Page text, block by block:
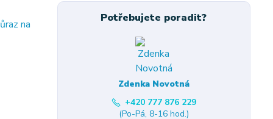
na
Potřebujete poradit?
Zdenka Novotná
+420 777 876 229
(Po-Pá, 8-16 hod.)